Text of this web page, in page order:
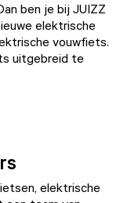
ben je bij JUIZZ
elektrische
vouwfiets.
uitgebreid te
elektrische